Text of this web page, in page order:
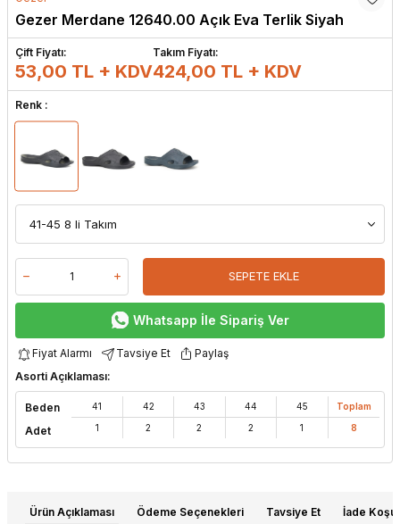
Gezer Merdane 12640.00 Açık Eva Terlik Siyah
Çift Fiyatı:
53,00 TL + KDV
Takım Fiyatı:
424,00 TL + KDV
Renk :
SEPETE EKLE
Whatsapp İle Sipariş Ver
Fiyat Alarmı Tavsiye Et
Paylaş
Asorti Açıklaması:
Beden
Adet
41
1
42
2
43
2
44
2
45
1
Toplam
8
Ürün Açıklaması Ödeme Seçenekleri Tavsiye Et İade